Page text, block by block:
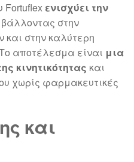
ενισχύει την
στην
και στην καλύτερη
αποτέλεσμα είναι μια
κινητικότητας και
χωρίς φαρμακευτικές
και